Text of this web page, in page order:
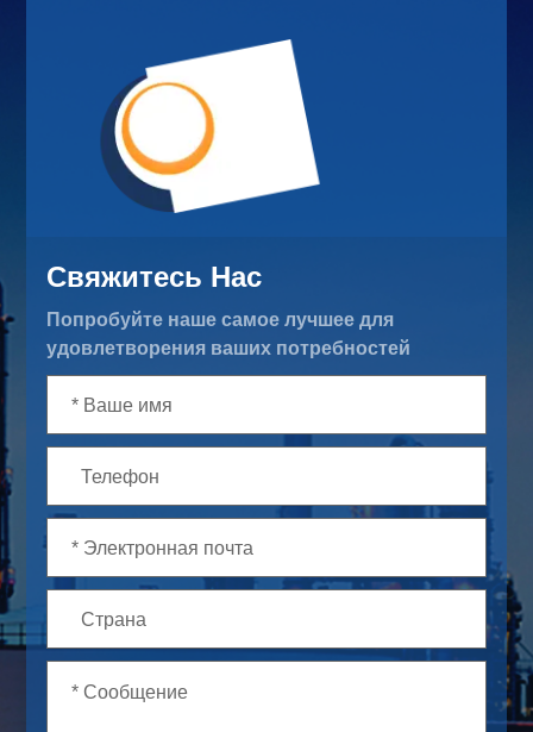
Свяжитесь Нас
Попробуйте наше самое лучшее для
удовлетворения ваших потребностей